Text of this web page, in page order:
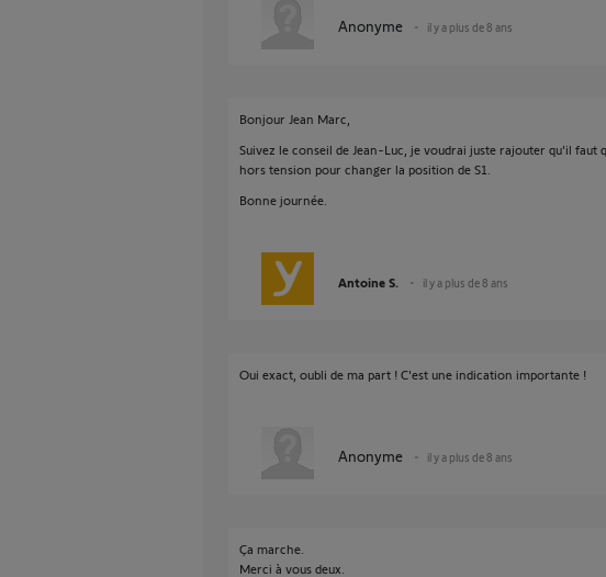
Anonyme il y a plus de 8 ans
Bonjour Jean Marc,
Suivez le conseil de Jean-Luc, je voudrai juste rajouter qu'il faut
hors tension pour changer la position de S1.
Bonne journée.
Antoine S. il y a plus de 8 ans
Oui exact, oubli de ma part ! C'est une indication importante !
Anonyme il y a plus de 8 ans
Ça marche.
Merci à vous deux.